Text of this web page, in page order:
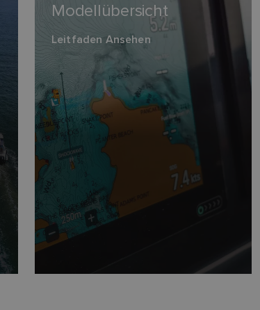
Modellübersicht
Leitfaden Ansehen